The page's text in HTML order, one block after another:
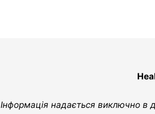
Інформація надається виключно в